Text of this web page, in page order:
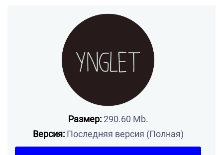
Размер:290.60 Mb.
Версия:Последняя версия (Полная)